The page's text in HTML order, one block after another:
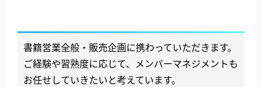
書籍営業全般・販売企画に携わっていただきます。
ご経験や習熟度に応じて、メンバーマネジメントも
お任せしていきたいと考えています。